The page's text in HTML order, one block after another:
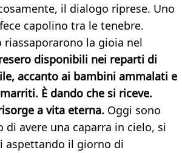
il dialogo riprese. Uno
capolino tra le tenebre.
riassaporarono la gioia nel
disponibili nei reparti di
accanto ai bambini ammalati e
È dando che si riceve.
a vita eterna. Oggi sono
di avere una caparra in cielo, si
aspettando il giorno di